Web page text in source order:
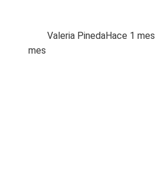
Valeria PinedaHace 1 mes
mes